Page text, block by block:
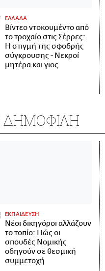
ΕΛΛΑΔΑ
Βίντεο ντοκουμέντο από
το τροχαίο στις Σέρρες:
Η στιγμή της σφοδρής
σύγκρουσης - Νεκροί
μητέρα και γιος
ΔΗΜΟΦΙΛΗ
ΕΚΠΑΙΔΕΥΣΗ
Νέοι δικηγόροι αλλάζουν
το τοπίο: Πώς οι
σπουδές Νομικής
οδηγούν σε θεσμική
συμμετοχή